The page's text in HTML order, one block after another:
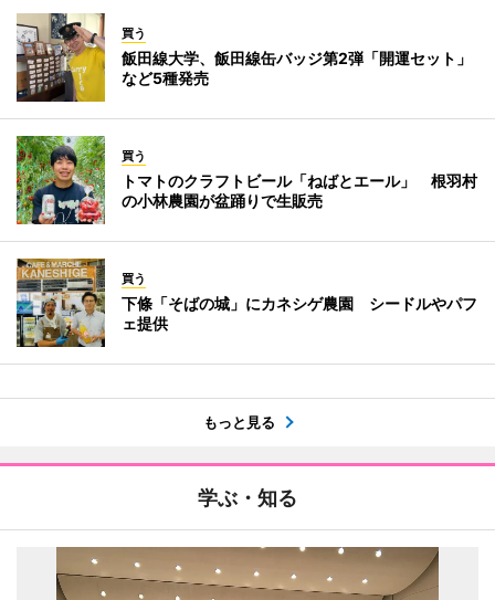
買う
飯田線大学、飯田線缶バッジ第2弾「開運セット」
など5種発売
買う
トマトのクラフトビール「ねばとエール」 根羽村
の小林農園が盆踊りで生販売
買う
下條「そばの城」にカネシゲ農園 シードルやパフ
ェ提供
もっと見る
学ぶ・知る